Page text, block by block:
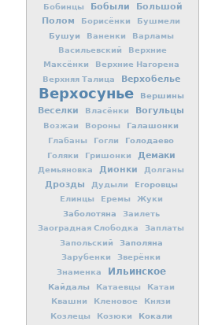
Бобинцы
Бобыли
Большой
Полом
Борисёнки Бушмели
Бушуи Ваненки
Варламы
Васильевский
Верхние
Максёнки
Верхние Нагорена
Верхняя Талица
Верхобелье
Верхосунье Вершины
Веселки Власёнки Вогульцы
Возжаи Вороны Галашонки
Глабаны Гогли Голодаево
Голяки Гришонки Демаки
Демьяновка Дионки Долганы
Дрозды Дудыли Егоровцы
Елинцы Еремы Жуки
Заболотяна
Заилеть
Заоградная Слободка
Заплаты
Запольский
Заполяна
Зарубенки
Зверёнки
Знаменка
Ильинское
Кайдалы Катаевцы
Катаи
Квашни
Кленовое
Князи
Козлецы
Козюки Кокали